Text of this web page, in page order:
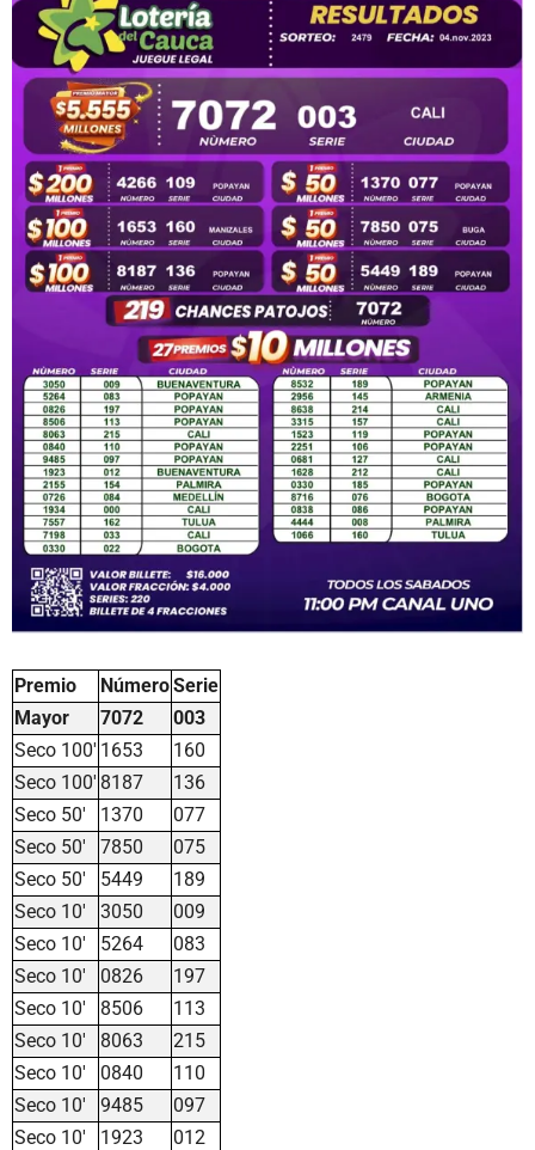
Premio NúmeroSerie
Mayor
7072
003
Seco 100' 1653
160
Seco 100' 8187
136
Seco 50'
1370
077
Seco 50'
7850
075
Seco 50'
5449
189
Seco 10'
3050
009
Seco 10'
5264
083
Seco 10'
0826
197
Seco 10'
8506
113
Seco 10'
8063
215
Seco 10'
0840
110
Seco 10'
9485
097
Seco 10'
1923
012